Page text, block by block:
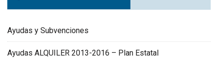
Ayudas y Subvenciones
Ayudas ALQUILER 2013-2016 – Plan Estatal